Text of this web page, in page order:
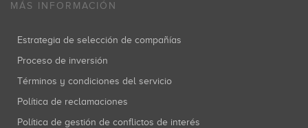
MÁS INFORMACIÓN
Estrategia de selección de compañías
Proceso de inversión
Términos y condiciones del servicio
Política de reclamaciones
Política de gestión de conflictos de interés